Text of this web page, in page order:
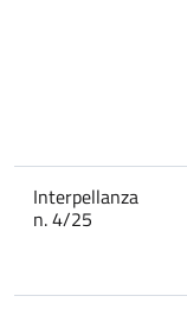
Interpellanza
n. 4/25